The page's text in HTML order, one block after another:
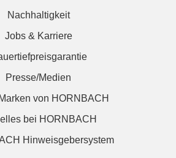
Nachhaltigkeit
Jobs & Karriere
Presse/Medien
von HORNBACH
bei HORNBACH
Hinweisgebersystem